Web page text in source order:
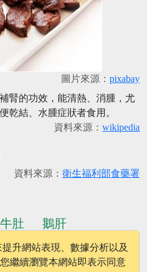
圖片來源： pixabay
腎的功效，能清熱、消腫，尤
乾結、水腫症狀者食用。
資料來源： wikipedia
資料來源： 衛生福利部食藥署
牛肚
鵝肝
...更多食物
升網站表現、數據分析以及
繼續瀏覽本網站即表示同意